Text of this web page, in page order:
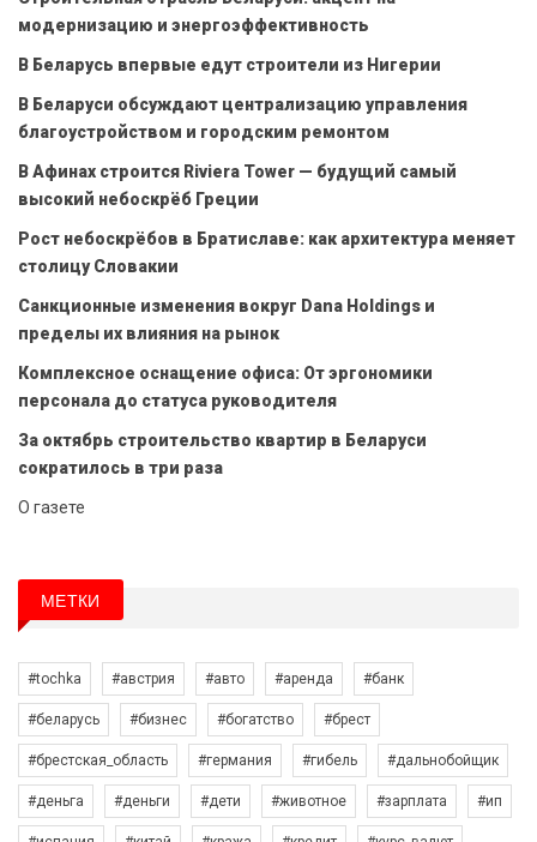
модернизацию и энергоэффективность
В Беларусь впервые едут строители из Нигерии
В Беларуси обсуждают централизацию управления
благоустройством и городским ремонтом
В Афинах строится Riviera Tower — будущий самый
высокий небоскрёб Греции
Рост небоскрёбов в Братиславе: как архитектура меняет
столицу Словакии
Санкционные изменения вокруг Dana Holdings и
пределы их влияния на рынок
Комплексное оснащение офиса: От эргономики
персонала до статуса руководителя
За октябрь строительство квартир в Беларуси
сократилось в три раза
О газете
МЕТКИ
#tochka #австрия #авто #аренда #банк
#беларусь #бизнес #богатство #брест
#брестская_область #германия #гибель #дальнобойщик
#деньга #деньги #дети #животное #зарплата #ип